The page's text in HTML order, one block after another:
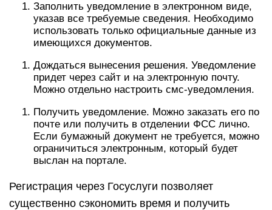
Заполнить уведомление в электронном виде,
указав все требуемые сведения. Необходимо
использовать только официальные данные из
имеющихся документов.
Дождаться вынесения решения. Уведомление
придет через сайт и на электронную почту.
Можно отдельно настроить смс-уведомления.
Получить уведомление. Можно заказать его по
почте или получить в отделении ФСС лично.
Если бумажный документ не требуется, можно
ограничиться электронным, который будет
выслан на портале.
Регистрация через Госуслуги позволяет
существенно сэкономить время и получить